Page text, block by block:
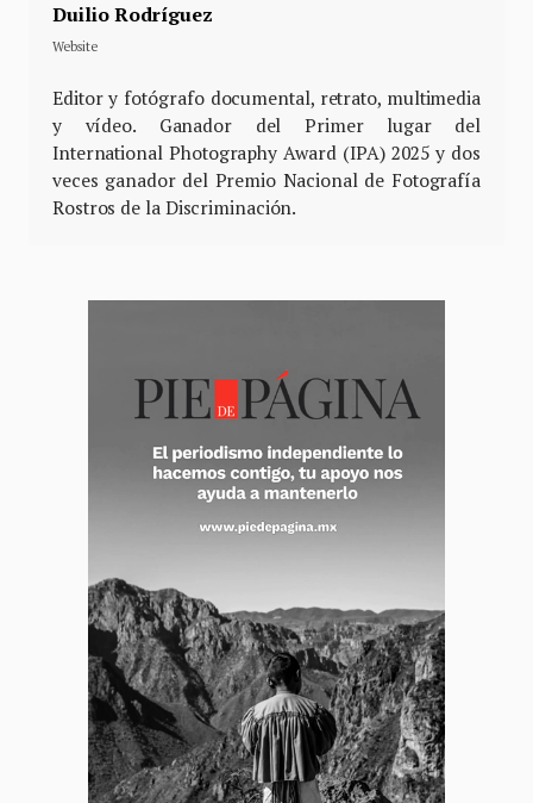
Duilio Rodríguez
Website
Editor y fotógrafo documental, retrato, multimedia
y vídeo. Ganador del Primer lugar del
International Photography Award (IPA) 2025 y dos
veces ganador del Premio Nacional de Fotografía
Rostros de la Discriminación.